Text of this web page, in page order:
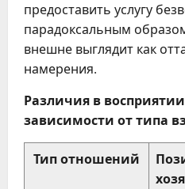
предоставить услугу
парадоксальным
внешне выглядит как
намерения.
Различия в
зависимости от типа
Тип отношений